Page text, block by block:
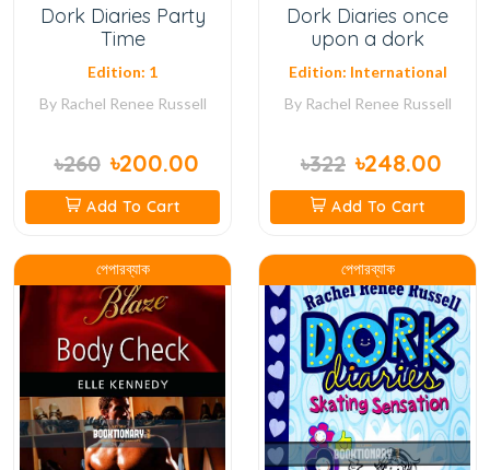
Dork Diaries Party
Time
Edition: 1
By Rachel Renee Russell
৳260 ৳200.00
Add To Cart
Dork Diaries once
upon a dork
Edition: International
By Rachel Renee Russell
৳322 ৳248.00
Add To Cart
পেপারব্যাক পেপারব্যাক